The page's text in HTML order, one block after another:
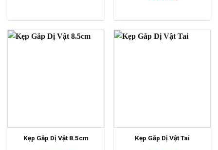
Kẹp Gắp Dị Vật 8.5cm Kẹp Gắp Dị Vật Tai